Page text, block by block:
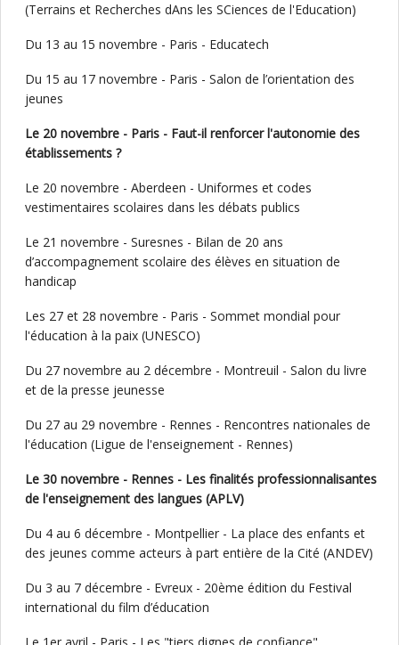
(Terrains et Recherches dAns les SCiences de l'Education)
Du 13 au 15 novembre - Paris - Educatech
Du 15 au 17 novembre - Paris - Salon de l’orientation des
jeunes
Le 20 novembre - Paris - Faut-il renforcer l'autonomie des
établissements ?
Le 20 novembre - Aberdeen - Uniformes et codes
vestimentaires scolaires dans les débats publics
Le 21 novembre - Suresnes - Bilan de 20 ans
d’accompagnement scolaire des élèves en situation de
handicap
Les 27 et 28 novembre - Paris - Sommet mondial pour
l'éducation à la paix (UNESCO)
Du 27 novembre au 2 décembre - Montreuil - Salon du livre
et de la presse jeunesse
Du 27 au 29 novembre - Rennes - Rencontres nationales de
l'éducation (Ligue de l'enseignement - Rennes)
Le 30 novembre - Rennes - Les finalités professionnalisantes
de l'enseignement des langues (APLV)
Du 4 au 6 décembre - Montpellier - La place des enfants et
des jeunes comme acteurs à part entière de la Cité (ANDEV)
Du 3 au 7 décembre - Evreux - 20ème édition du Festival
international du film d’éducation